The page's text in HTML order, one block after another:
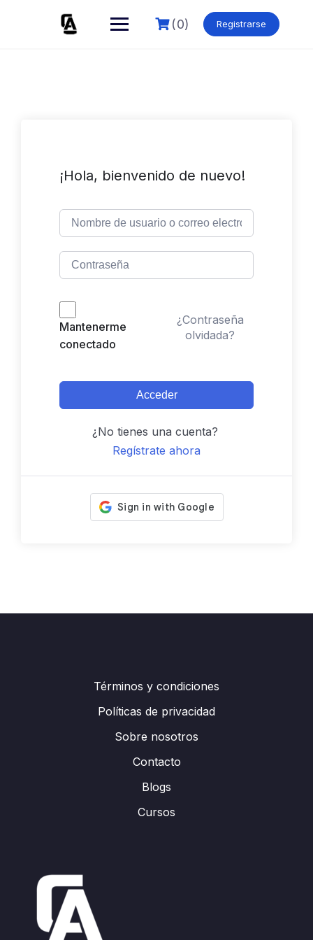
(0) Registrarse
¡Hola, bienvenido de nuevo!
Mantenerme
conectado
¿Contraseña
olvidada?
Acceder
¿No tienes una cuenta?
Regístrate ahora
Términos y condiciones
Políticas de privacidad
Sobre nosotros
Contacto
Blogs
Cursos